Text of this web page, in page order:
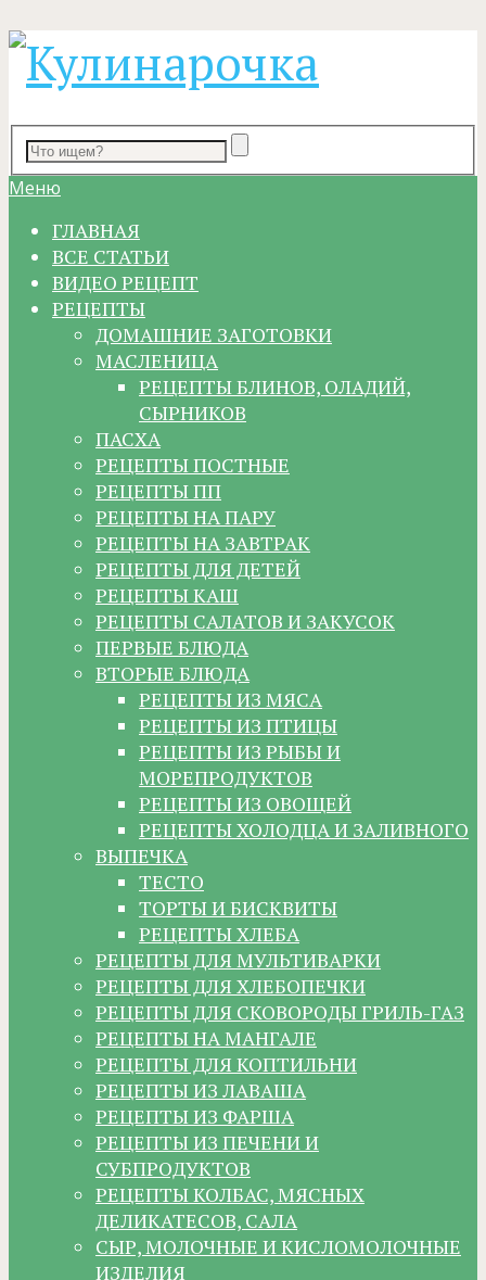
Меню
ГЛАВНАЯ
ВСЕ СТАТЬИ
ВИДЕО РЕЦЕПТ
РЕЦЕПТЫ
ДОМАШНИЕ ЗАГОТОВКИ
МАСЛЕНИЦА
РЕЦЕПТЫ БЛИНОВ, ОЛАДИЙ,
СЫРНИКОВ
ПАСХА
РЕЦЕПТЫ ПОСТНЫЕ
РЕЦЕПТЫ ПП
РЕЦЕПТЫ НА ПАРУ
РЕЦЕПТЫ НА ЗАВТРАК
РЕЦЕПТЫ ДЛЯ ДЕТЕЙ
РЕЦЕПТЫ КАШ
РЕЦЕПТЫ САЛАТОВ И ЗАКУСОК
ПЕРВЫЕ БЛЮДА
ВТОРЫЕ БЛЮДА
РЕЦЕПТЫ ИЗ МЯСА
РЕЦЕПТЫ ИЗ ПТИЦЫ
РЕЦЕПТЫ ИЗ РЫБЫ И
МОРЕПРОДУКТОВ
РЕЦЕПТЫ ИЗ ОВОЩЕЙ
РЕЦЕПТЫ ХОЛОДЦА И ЗАЛИВНОГО
ВЫПЕЧКА
ТЕСТО
ТОРТЫ И БИСКВИТЫ
РЕЦЕПТЫ ХЛЕБА
РЕЦЕПТЫ ДЛЯ МУЛЬТИВАРКИ
РЕЦЕПТЫ ДЛЯ ХЛЕБОПЕЧКИ
РЕЦЕПТЫ ДЛЯ СКОВОРОДЫ ГРИЛЬ-ГАЗ
РЕЦЕПТЫ НА МАНГАЛЕ
РЕЦЕПТЫ ДЛЯ КОПТИЛЬНИ
РЕЦЕПТЫ ИЗ ЛАВАША
РЕЦЕПТЫ ИЗ ФАРША
РЕЦЕПТЫ ИЗ ПЕЧЕНИ И
СУБПРОДУКТОВ
РЕЦЕПТЫ КОЛБАС, МЯСНЫХ
ДЕЛИКАТЕСОВ, САЛА
СЫР, МОЛОЧНЫЕ И КИСЛОМОЛОЧНЫЕ
ИЗДЕЛИЯ